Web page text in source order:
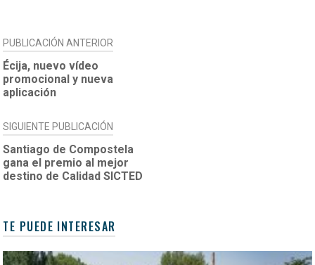
NAVEGACIÓN
DE
ENTRADAS
PUBLICACIÓN ANTERIOR
Écija, nuevo vídeo
promocional y nueva
aplicación
SIGUIENTE PUBLICACIÓN
Santiago de Compostela
gana el premio al mejor
destino de Calidad SICTED
TE PUEDE INTERESAR